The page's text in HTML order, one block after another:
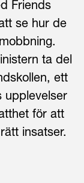
Friends
se hur de
ta del
ett
upplevelser
för att
insatser.